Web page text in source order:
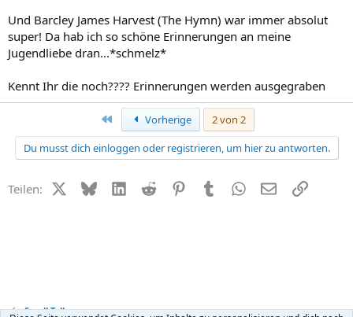
Und Barcley James Harvest (The Hymn) war immer absolut
super! Da hab ich so schöne Erinnerungen an meine
Jugendliebe dran...*schmelz*
Kennt Ihr die noch???? Erinnerungen werden ausgegraben
Erste Vorherige
2 von 2
Du musst dich einloggen oder registrieren, um hier zu antworten.
Teilen: X (Twitter)
BlueskyLinkedIn
Reddit PinterestTumblr WhatsApp
E-MailLink
Small Talk